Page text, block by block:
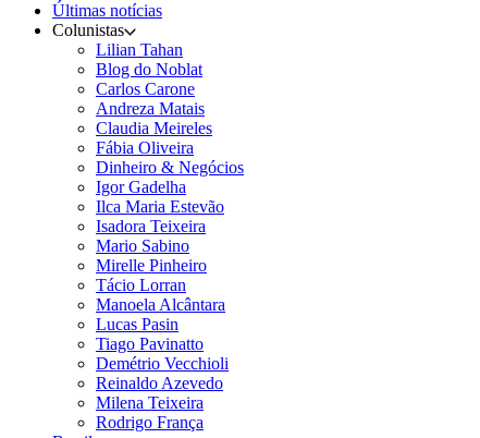
Últimas notícias
Colunistas
Lilian Tahan
Blog do Noblat
Carlos Carone
Andreza Matais
Claudia Meireles
Fábia Oliveira
Dinheiro & Negócios
Igor Gadelha
Ilca Maria Estevão
Isadora Teixeira
Mario Sabino
Mirelle Pinheiro
Tácio Lorran
Manoela Alcântara
Lucas Pasin
Tiago Pavinatto
Demétrio Vecchioli
Reinaldo Azevedo
Milena Teixeira
Rodrigo França